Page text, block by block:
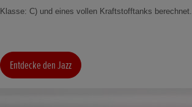
Klasse: C) und eines vollen Kraftstofftanks berechnet.
Entdecke den Jazz